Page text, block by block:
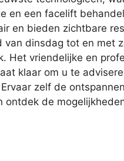
en een facelift
en bieden zichtbare
van dinsdag tot en met
Het vriendelijke en
klaar om u te
zelf de
ontdek de